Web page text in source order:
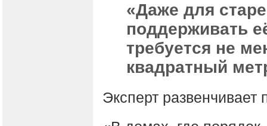
«Даже для
поддерживать
требуется не
квадратный
Эксперт